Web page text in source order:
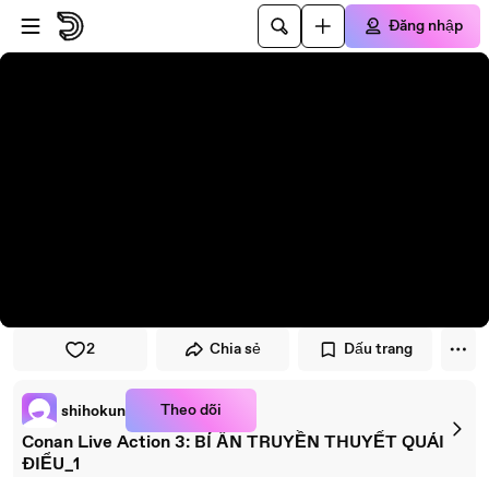
Đi đến trình phát
Đi đến nội dung chính
Đăng nhập
2 Chia sẻ Dấu trang
shihokun Theo dõi
Conan Live Action 3: BÍ ẨN TRUYỀN THUYẾT QUÁI
ĐIỂU_1